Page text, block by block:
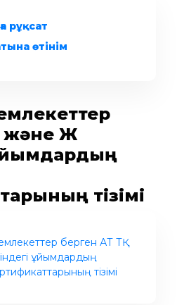
рұқсат
өтінім
және Ж
тізімі
берген АТ ТҚ
ұйымдардың
тізімі